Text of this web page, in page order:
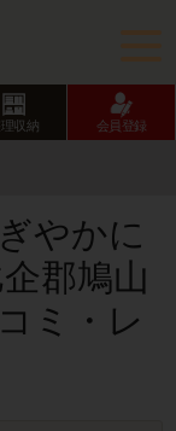
収納 会員登録
やかに
郡鳩山
ミ・レ